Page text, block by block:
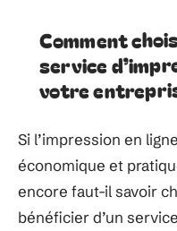
Comment
service
votre
Si l’impression en
économique et
encore faut-il savoir
bénéficier d’un